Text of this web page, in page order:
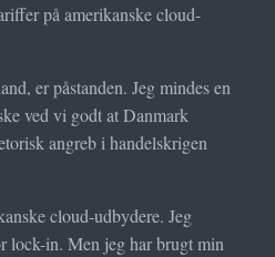
på amerikanske cloud-
er påstanden. Jeg mindes en
ved vi godt at Danmark
angreb i handelskrigen
cloud-udbydere. Jeg
lock-in. Men jeg har brugt min